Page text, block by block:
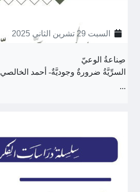
السبت 29 تشرين الثاني 2025
صِناعةُ الوعيّ
السرِّيَّةُ ضرورةٌ وجوديَّةٌ- أحمد الخالصي
...